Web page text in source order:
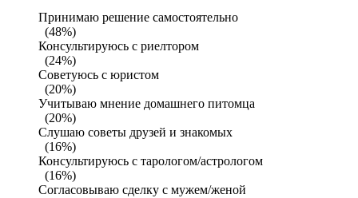
Принимаю решение самостоятельно
(48%)
Консультируюсь с риелтором
(24%)
Советуюсь с юристом
(20%)
Учитываю мнение домашнего питомца
(20%)
Слушаю советы друзей и знакомых
(16%)
Консультируюсь с тарологом/астрологом
(16%)
Согласовываю сделку с мужем/женой